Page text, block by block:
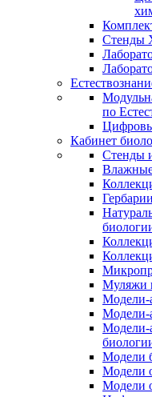
Стенды
по
Кабинет
Стенды
Гербарии
Муляжи
Модели-
Модели-
Модели-
Модели
Модели
Модели